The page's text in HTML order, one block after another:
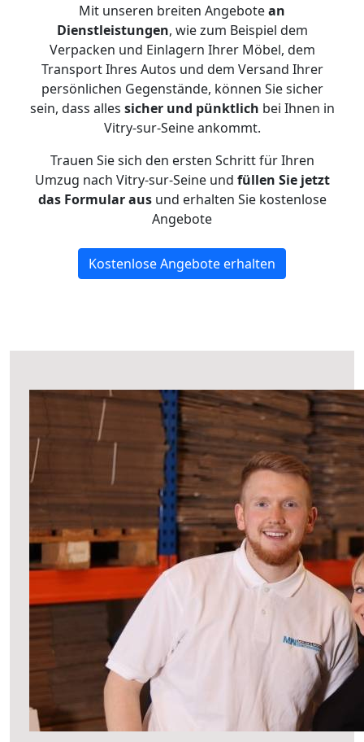
Mit unseren breiten Angebotean
Dienstleistungen, wie zum Beispiel dem
Verpacken und Einlagern Ihrer Möbel, dem
Transport Ihres Autos und dem Versand Ihrer
persönlichen Gegenstände, können Sie sicher
sein, dass alles sicher und pünktlich bei Ihnen in
Vitry-sur-Seine ankommt.
Trauen Sie sich den ersten Schritt für Ihren
Umzug nach Vitry-sur-Seine und füllen Sie jetzt
das Formular ausund erhalten Sie kostenlose
Angebote
Kostenlose Angebote erhalten